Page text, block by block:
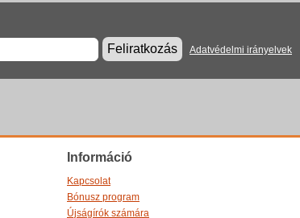
Feliratkozás
Adatvédelmi irányelvek
Információ
Kapcsolat
Bónusz program
Újságírók számára